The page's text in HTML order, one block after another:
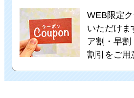
WEB限定
いただけま
ア割・早割
割引をご用